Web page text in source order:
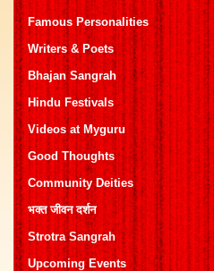
Famous Personalities
Writers & Poets
Bhajan Sangrah
Hindu Festivals
Videos at Myguru
Good Thoughts
Community Deities
भक्त जीवन दर्शन
Strotra Sangrah
Upcoming Events